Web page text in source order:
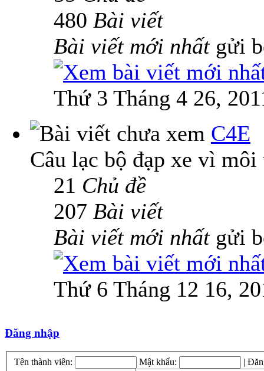
480 Bài viết
Bài viết mới nhấtgửi
Thứ 3 Tháng 4 26,
C4E
Câu lạc bộ đạp xe vì
21 Chủ đề
207 Bài viết
Bài viết mới nhấtgửi
Thứ 6 Tháng 12 16,
Đăng nhập
Tên thành viên: Mật khẩu: |